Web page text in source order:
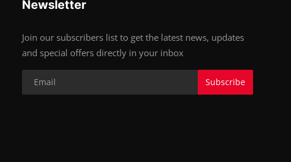
Newsletter
Join our subscribers list to get the latest news, updates
and special offers directly in your inbox
Subscribe